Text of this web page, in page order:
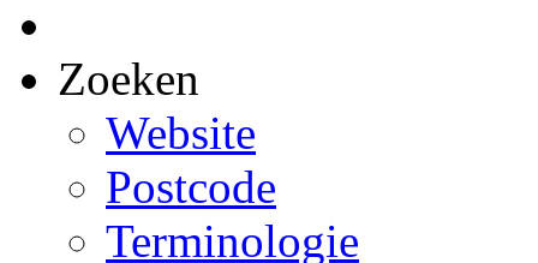
Zoeken
Website
Postcode
Terminologie